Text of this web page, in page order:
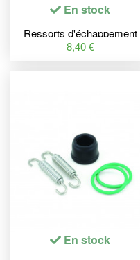
En stock
Ressorts d'échappement
BIHR 83mm
8,40 €
En stock